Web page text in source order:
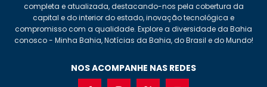
completa e atualizada, destacando-nos pela cobertura da
capital e do interior do estado, inovação tecnológica e
compromisso com a qualidade. Explore a diversidade da Bahia
conosco - Minha Bahia, Notícias da Bahia, do Brasil e do Mundo!
NOS ACOMPANHE NAS REDES